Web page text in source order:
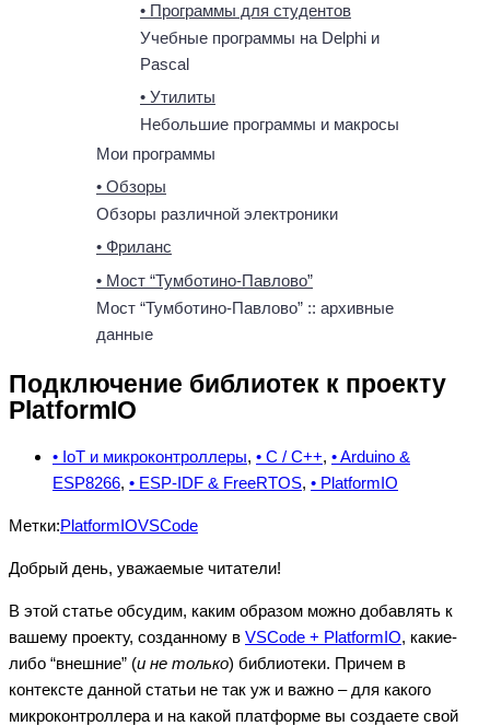
• Программы для студентов
Учебные программы на Delphi и
Pascal
• Утилиты
Небольшие программы и макросы
Мои программы
• Обзоры
Обзоры различной электроники
• Фриланс
• Мост “Тумботино-Павлово”
Мост “Тумботино-Павлово” :: архивные
данные
Подключение библиотек к проекту
PlatformIO
• IoT и микроконтроллеры, • C / C++, • Arduino &
ESP8266, • ESP-IDF & FreeRTOS, • PlatformIO
Метки:PlatformIOVSCode
Добрый день, уважаемые читатели!
В этой статье обсудим, каким образом можно добавлять к
вашему проекту, созданному в VSCode + PlatformIO, какие-
либо “внешние” (и не только) библиотеки. Причем в
контексте данной статьи не так уж и важно – для какого
микроконтроллера и на какой платформе вы создаете свой